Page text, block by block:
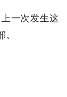
一次发生这